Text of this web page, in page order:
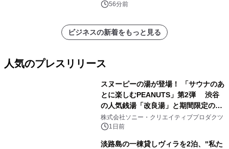
56分前
ビジネスの新着をもっと見る
人気のプレスリリース
スヌーピーの湯が登場！ 「サウナのあ
とに楽しむPEANUTS」第2弾 渋谷
の人気銭湯「改良湯」と期間限定のコ
ラボレーション サウナイキタイコラ
ボグッズも発売決定！
株式会社ソニー・クリエイティブプロダクツ
1日前
淡路島の一棟貸しヴィラを2泊、"私た